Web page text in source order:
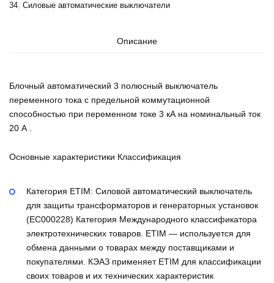
34 Силовые автоматические выключатели
Описание
Блочный автоматический 3 полюсный выключатель
переменного тока с предельной коммутационной
способностью при переменном токе 3 кА на номинальный ток
20 А .
Основные характеристики Классификация
Категория ETIM: Силовой автоматический выключатель
для защиты трансформаторов и генераторных установок
(EC000228) Категория Международного классификатора
электротехнических товаров. ETIM — используется для
обмена данными о товарах между поставщиками и
покупателями. КЭАЗ применяет ETIM для классификации
своих товаров и их технических характеристик